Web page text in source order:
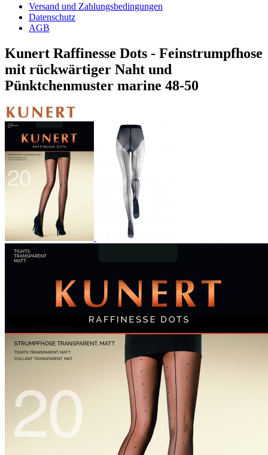
Versand und Zahlungsbedingungen
Datenschutz
AGB
Kunert Raffinesse Dots - Feinstrumpfhose
mit rückwärtiger Naht und
Pünktchenmuster marine 48-50